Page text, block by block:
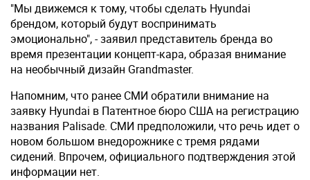
"Мы движемся к тому, чтобы сделать Hyundai
брендом, который будут воспринимать
эмоционально", - заявил представитель бренда во
время презентации концепт-кара, образая внимание
на необычный дизайн Grandmaster.
Напомним, что ранее СМИ обратили внимание на
заявку Hyundai в Патентное бюро США на регистрацию
названия Palisade. СМИ предположили, что речь идет о
новом большом внедорожнике с тремя рядами
сидений. Впрочем, официального подтверждения этой
информации нет.